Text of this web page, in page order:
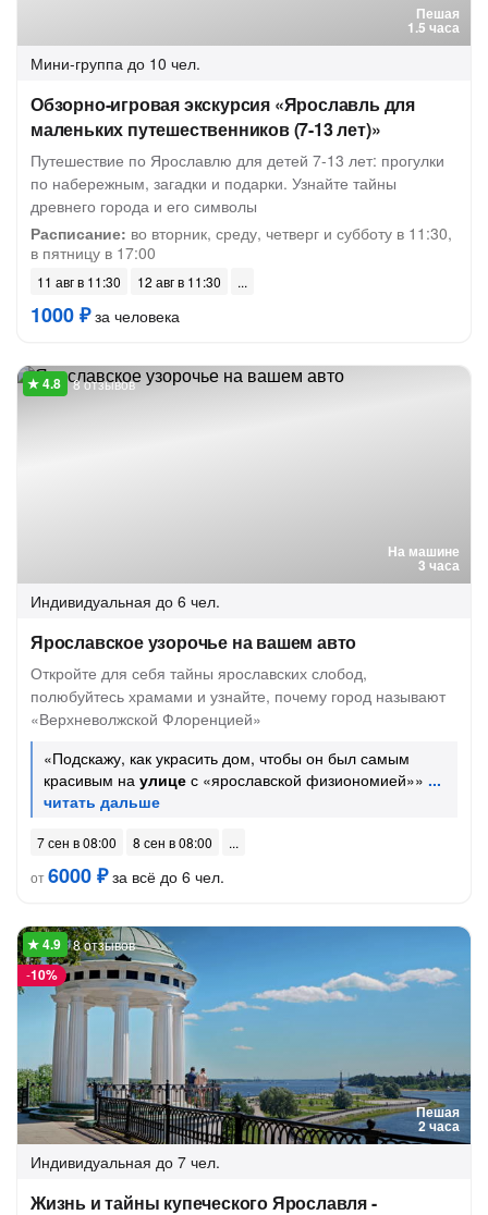
Пешая
1.5 часа
Мини-группа до 10 чел.
Обзорно-игровая экскурсия «Ярославль для
маленьких путешественников (7-13 лет)»
Путешествие по Ярославлю для детей 7-13 лет: прогулки
по набережным, загадки и подарки. Узнайте тайны
древнего города и его символы
Расписание: во вторник, среду, четверг и субботу в 11:30,
в пятницу в 17:00
11 авг в 11:30 12 авг в 11:30
1000 ₽за человека
На машине
3 часа
8 отзывов
Индивидуальная до 6 чел.
Ярославское узорочье на вашем авто
Откройте для себя тайны ярославских слобод,
полюбуйтесь храмами и узнайте, почему город называют
«Верхневолжской Флоренцией»
«Подскажу, как украсить дом, чтобы он был самым
красивым на улице с «ярославской физиономией»»
7 сен в 08:00
8 сен в 08:00
от6000 ₽за всё до 6 чел.
Пешая
2 часа
-10%
8 отзывов
Индивидуальная до 7 чел.
Жизнь и тайны купеческого Ярославля -